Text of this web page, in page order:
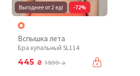
Выгоднее от 2 ед! -72%
Вспышка лета
Бра купальный SL114
445 ₴ 1 599₴